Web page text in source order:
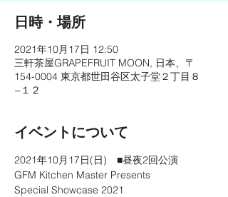
日時・場所
2021年10月17日 12:50
三軒茶屋GRAPEFRUIT MOON, 日本、〒
154-0004 東京都世田谷区太子堂２丁目８
−１２
イベントについて
2021年10月17日(日)　■昼夜2回公演
GFM Kitchen Master Presents
Special Showcase 2021